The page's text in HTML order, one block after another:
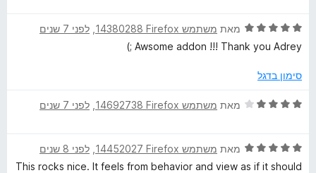
ו
ג
מ
ו
ד
י
ו
5
ו
ך
מאת משתמש Firefox‏ 14380288
לפני 7 שנים
Awsome addon !!! Thank you Adrey ;)
סימון בדגל
ד
ו
ג
מאת משתמש Firefox‏ 14692738 לפני 7 שנים
ד
י
מאת משתמש Firefox‏ 14452027
לפני 8 שנים
This rocks nice. It feels from behavior and view as if it should